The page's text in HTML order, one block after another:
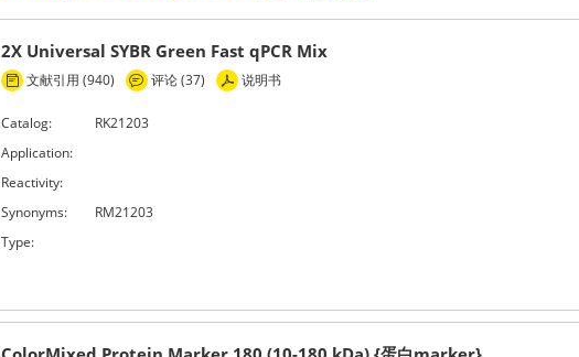
2X Universal SYBR Green Fast qPCR Mix
文献引用 (940) 评论 (37) 说明书
Catalog:
RK21203
Application:
Reactivity:
Synonyms:
RM21203
Type: